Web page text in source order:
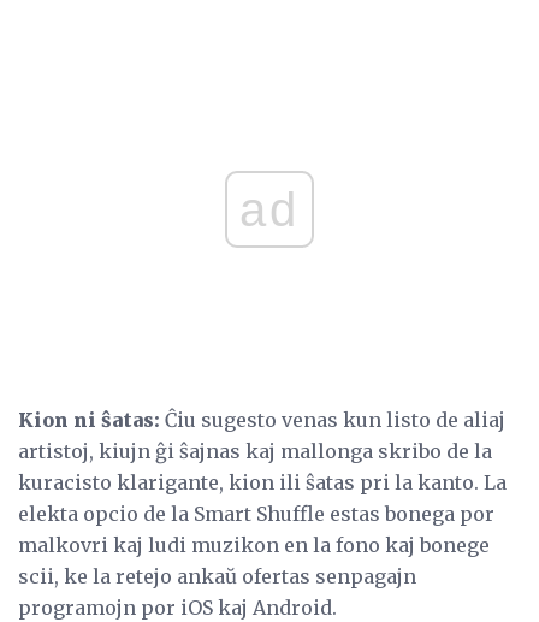
ad
Kion ni ŝatas: Ĉiu sugesto venas kun listo de aliaj
artistoj, kiujn ĝi ŝajnas kaj mallonga skribo de la
kuracisto klarigante, kion ili ŝatas pri la kanto. La
elekta opcio de la Smart Shuffle estas bonega por
malkovri kaj ludi muzikon en la fono kaj bonege
scii, ke la retejo ankaŭ ofertas senpagajn
programojn por iOS kaj Android.